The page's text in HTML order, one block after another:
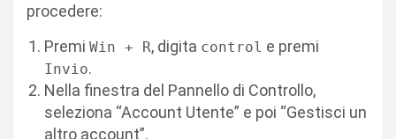
procedere:
Premi Win + R, digita control e premi
Invio.
Nella finestra del Pannello di Controllo,
seleziona “Account Utente” e poi “Gestisci un
altro account”.